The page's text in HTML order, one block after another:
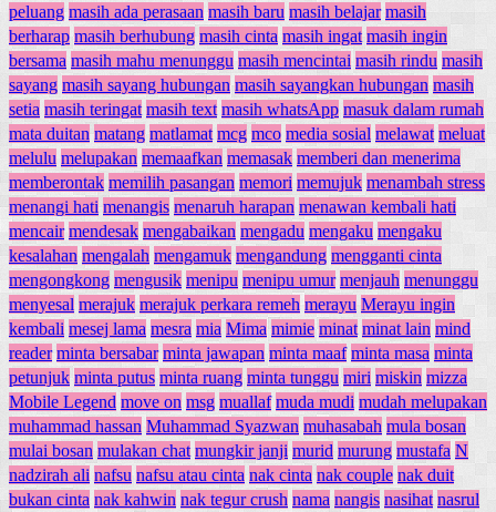
peluang masih ada perasaan masih baru masih belajar masih
berharap masih berhubung masih cinta masih ingat masih ingin
bersama masih mahu menunggu masih mencintai masih rindu masih
sayang masih sayang hubungan masih sayangkan hubungan masih
setia masih teringat masih text masih whatsApp masuk dalam rumah
mata duitan matang matlamat mcg mco media sosial melawat meluat
melulu melupakan memaafkan memasak memberi dan menerima
memberontak memilih pasangan memori memujuk menambah stress
menangi hati menangis menaruh harapan menawan kembali hati
mencair mendesak mengabaikan mengadu mengaku mengaku
kesalahan mengalah mengamuk mengandung mengganti cinta
mengongkong mengusik menipu menipu umur menjauh menunggu
menyesal merajuk merajuk perkara remeh merayu Merayu ingin
kembali mesej lama mesra mia Mima mimie minat minat lain mind
reader minta bersabar minta jawapan minta maaf minta masa minta
petunjuk minta putus minta ruang minta tunggu miri miskin mizza
Mobile Legend move on msg muallaf muda mudi mudah melupakan
muhammad hassan Muhammad Syazwan muhasabah mula bosan
mulai bosan mulakan chat mungkir janji murid murung mustafa N
nadzirah ali nafsu nafsu atau cinta nak cinta nak couple nak duit
bukan cinta nak kahwin nak tegur crush nama nangis nasihat nasrul